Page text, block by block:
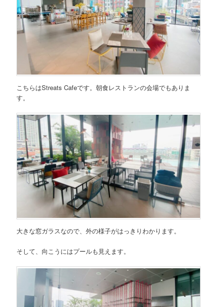
こちらはStreats Cafeです。朝食レストランの会場でもありま
す。
大きな窓ガラスなので、外の様子がはっきりわかります。
そして、向こうにはプールも見えます。